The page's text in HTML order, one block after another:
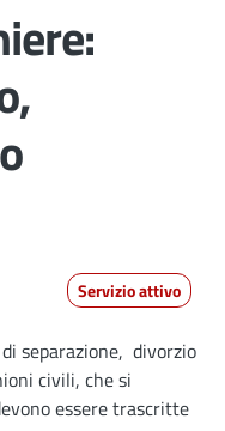
Servizio attivo
separazione, divorzio
civili, che si
essere trascritte